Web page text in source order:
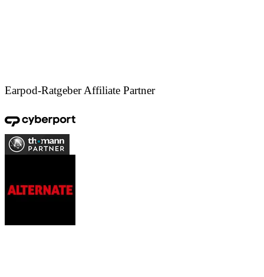
Earpod-Ratgeber Affiliate Partner